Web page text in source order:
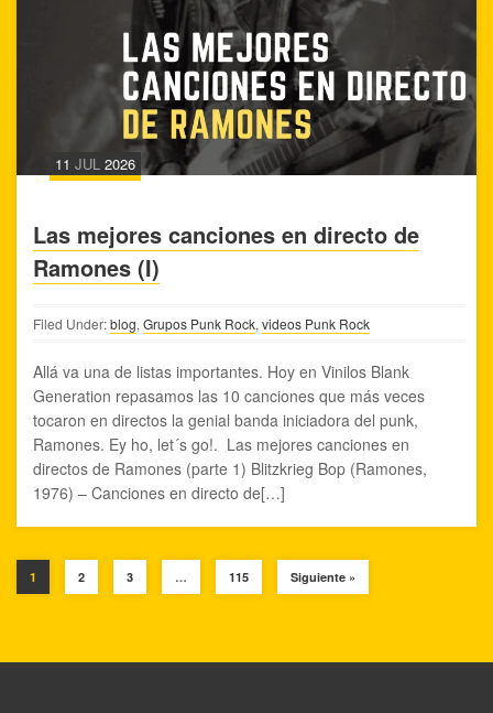
11 JUL 2026
Las mejores canciones en directo de
Ramones (I)
Filed Under:blog, Grupos Punk Rock, videos Punk Rock
Allá va una de listas importantes. Hoy en Vinilos Blank
Generation repasamos las 10 canciones que más veces
tocaron en directos la genial banda iniciadora del punk,
Ramones. Ey ho, let´s go!. Las mejores canciones en
directos de Ramones (parte 1) Blitzkrieg Bop (Ramones,
1976) – Canciones en directo de[…]
1 2 3 … 115 Siguiente »